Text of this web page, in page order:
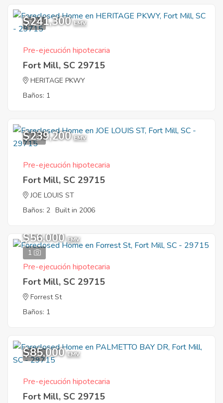
7
$241,300 EMV
Pre-ejecución hipotecaria
Fort Mill, SC 29715
HERITAGE PKWY
Baños: 1
1
$239,200 EMV
Pre-ejecución hipotecaria
Fort Mill, SC 29715
JOE LOUIS ST
Baños: 2 Built in 2006
1
$56,000 EMV
Pre-ejecución hipotecaria
Fort Mill, SC 29715
Forrest St
Baños: 1
1
$85,000 EMV
Pre-ejecución hipotecaria
Fort Mill, SC 29715